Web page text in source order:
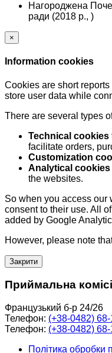
Нагороджена
ради (2018 р., )
×
Information cookies
Cookies are short
store user data while
There are several types
Technical cookies
facilitate orders,
Customization
Analytical cookies
the websites.
So when you access our
consent to their use. All
added by Google
However, please note
Закрити
Приймальна
Французький б-р 24/26
Телефон: (+38-0482)
Телефон: (+38-0482)
Політика обробки